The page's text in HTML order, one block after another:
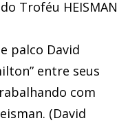
Troféu HEISMAN
palco David
entre seus
com
(David